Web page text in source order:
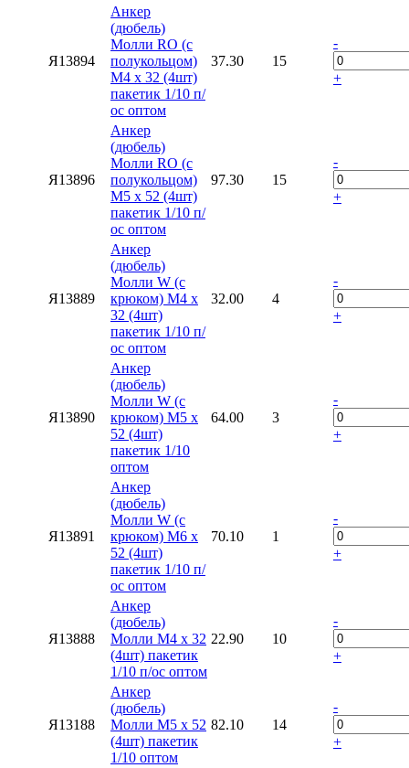
Я13894
Анкер
(дюбель)
Молли RО (с
полукольцом)
М4 х 32 (4шт)
пакетик 1/10 п/
ос оптом
37.30 15
-
+
Я13896
Анкер
(дюбель)
Молли RО (с
полукольцом)
М5 х 52 (4шт)
пакетик 1/10 п/
ос оптом
97.30 15
-
+
Я13889
Анкер
(дюбель)
Молли W (с
крюком) М4 х
32 (4шт)
пакетик 1/10 п/
ос оптом
32.00 4
-
+
Я13890
Анкер
(дюбель)
Молли W (с
крюком) М5 х
52 (4шт)
пакетик 1/10
оптом
64.00 3
-
+
Я13891
Анкер
(дюбель)
Молли W (с
крюком) М6 х
52 (4шт)
пакетик 1/10 п/
ос оптом
70.10 1
-
+
Я13888
Анкер
(дюбель)
Молли М4 х 32
(4шт) пакетик
1/10 п/ос оптом
22.90 10
-
+
Я13188
Анкер
(дюбель)
Молли М5 х 52
(4шт) пакетик
1/10 оптом
82.10 14
-
+